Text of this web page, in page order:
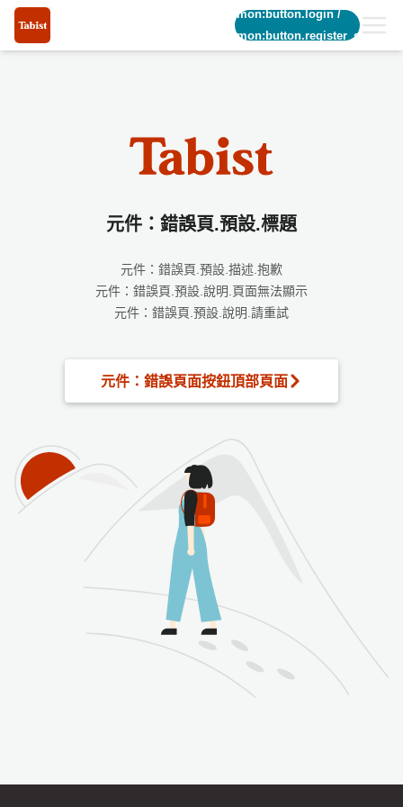
common:button.login/
common:button.register_short
元件：錯誤頁.預設.標題
元件：錯誤頁.預設.描述.抱歉
元件：錯誤頁.預設.說明.頁面無法顯示
元件：錯誤頁.預設.說明.請重試
元件：錯誤頁面按鈕頂部頁面